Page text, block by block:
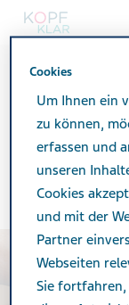
kopf-klar.de
Verhütung
Cookies
Um Ihnen ein
zu können,
erfassen und
unseren
Cookies
und mit der
Partner
Webseiten
Sie fortfahren,